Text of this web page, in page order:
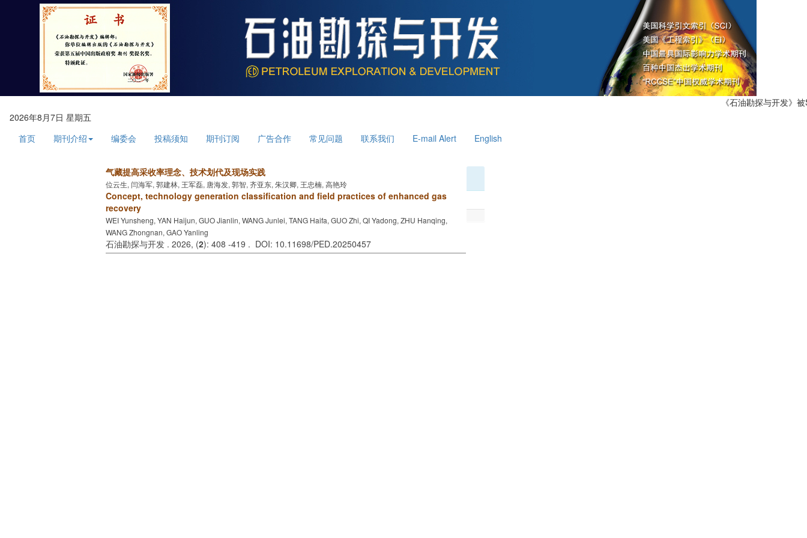
《石油勘探与开发》
2026年8月7日 星期五
首页
期刊介绍 编委会 投稿须知 期刊订阅 广告合作 常见问题 联系我们 E-mail Alert English
气藏提高采收率理念、技术划代及现场实践
位云生, 闫海军, 郭建林, 王军磊, 唐海发, 郭智, 齐亚东, 朱汉卿, 王忠楠, 高艳玲
Concept, technology generation classification and field practices of enhanced gas
recovery
WEI Yunsheng, YAN Haijun, GUO Jianlin, WANG Junlei, TANG Haifa, GUO Zhi, QI Yadong, ZHU Hanqing,
WANG Zhongnan, GAO Yanling
石油勘探与开发 . 2026, (2): 408 -419 . DOI: 10.11698/PED.20250457